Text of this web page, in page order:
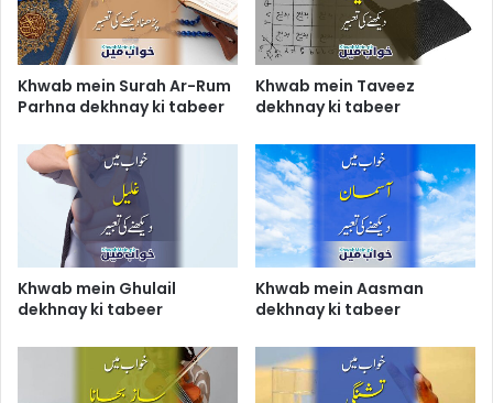
Khwab mein Surah Ar-Rum
Parhna dekhnay ki tabeer
Khwab mein Taveez
dekhnay ki tabeer
Khwab mein Ghulail
dekhnay ki tabeer
Khwab mein Aasman
dekhnay ki tabeer